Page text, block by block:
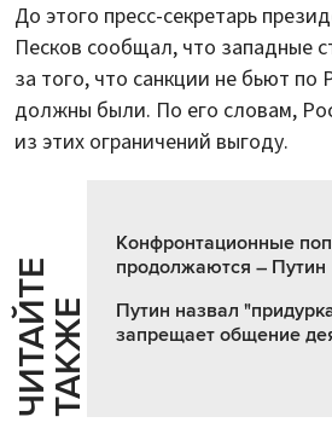
До этого пресс-секретарь
Песков сообщал, что западные
за того, что санкции не бьют по
должны были. По его словам,
из этих ограничений выгоду.
Ч
И
Т
АЙ
Т
Е
Т
А
К
ЖЕ
Конфронтационные
продолжаются – Путин
Путин назвал
запрещает общение